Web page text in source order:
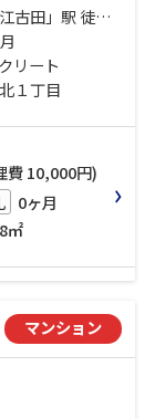
古田」駅 徒歩3
台」駅 徒歩14
リート
１丁目
費 10,000円)
0ヶ月
㎡
マンション